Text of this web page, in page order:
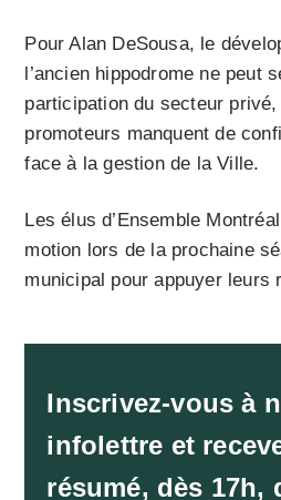
Pour Alan DeSousa, le
l’ancien hippodrome ne peut
participation du secteur
promoteurs manquent de
face à la gestion de la Ville.
Les élus d’Ensemble
motion lors de la prochaine
municipal pour appuyer leurs
Inscrivez-vous à
infolettre et
résumé, dès 17h,